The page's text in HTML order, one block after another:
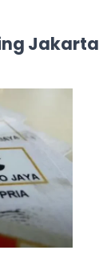
Jakarta